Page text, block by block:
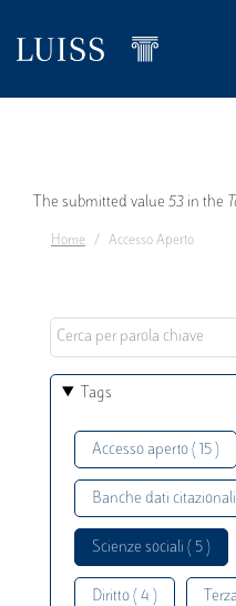
contenuto
Messaggio
di
The submitted value 53 in the
Home Accesso Aperto
Tags
Accesso aperto ( 15 )
Banche dati
Scienze sociali ( 5 )
Diritto ( 4 )